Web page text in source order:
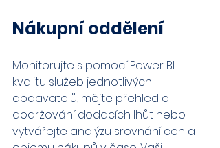
Nákupní oddělení
Monitorujte s pomocí Power BI
kvalitu služeb jednotlivých
dodavatelů, mějte přehled o
dodržování dodacích lhůt nebo
vytvářejte analýzu srovnání cen a